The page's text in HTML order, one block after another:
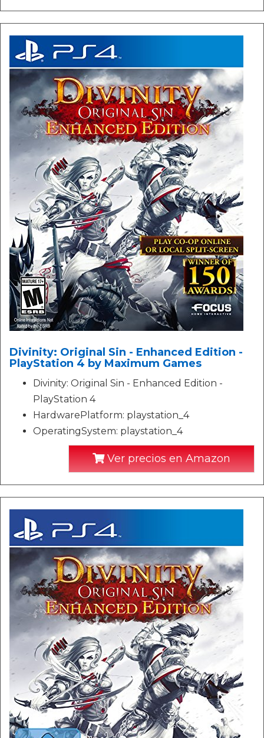
Divinity: Original Sin - Enhanced Edition -
PlayStation 4 by Maximum Games
Divinity: Original Sin - Enhanced Edition -
PlayStation 4
HardwarePlatform: playstation_4
OperatingSystem: playstation_4
Ver precios en Amazon